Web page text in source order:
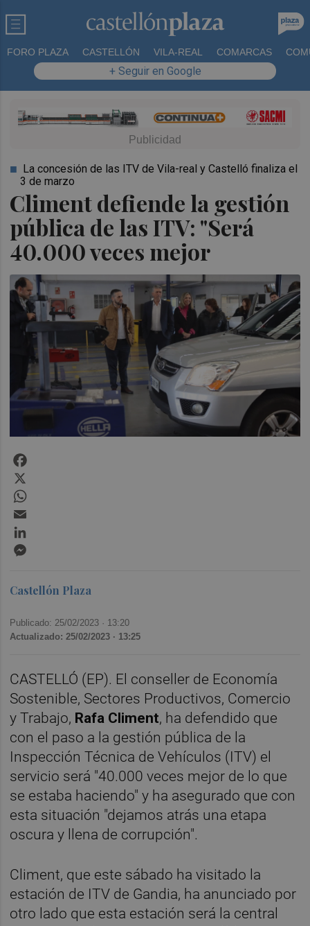
FORO PLAZA CASTELLÓN VILA-REAL COMARCAS
+ Seguir en Google
Climent defiende la gestión
pública de las ITV: "Será
40.000 veces mejor
La concesión de las ITV de Vila-real y Castelló finaliza el
3 de marzo
Castellón Plaza
Publicado: 25/02/2023 · 13:20
Actualizado: 25/02/2023 · 13:25
CASTELLÓ (EP). El conseller de Economía
Sostenible, Sectores Productivos, Comercio
y Trabajo, Rafa Climent, ha defendido que
con el paso a la gestión pública de la
Inspección Técnica de Vehículos (ITV) el
servicio será "40.000 veces mejor de lo que
se estaba haciendo" y ha asegurado que con
esta situación "dejamos atrás una etapa
oscura y llena de corrupción".
Climent, que este sábado ha visitado la
estación de ITV de Gandia, ha anunciado por
otro lado que esta estación será la central